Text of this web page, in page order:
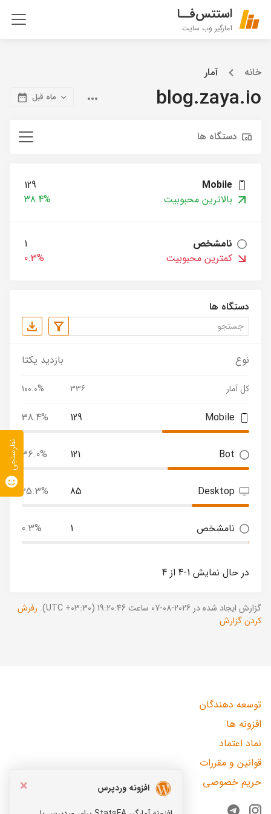
استتس‌فــا
آمارگیر وب سایت
خانه آمار
blog.zaya.io ماه قبل
دستگاه ها
Mobile
129
بالاترین محبوبیت
38.4%
نامشخص
1
کمترین محبوبیت
0.3%
دستگاه ها
نوع بازدید یکتا
کل آمار 336
100.0%
Mobile
129
38.4%
Bot
121
36.0%
Desktop
85
25.3%
نامشخص 1
0.3%
در حال نمایش 1-4 از 4
گزارش ایجاد شده در 2026-08-07 ساعت 19:20:46 (UTC +03:30).
رفرش
کردن گزارش
×
افزونه وردپرس
توسعه دهندگان
افزونه ها
نماد اعتماد
قوانین و مقررات
حریم خصوصی
نظرسنجی